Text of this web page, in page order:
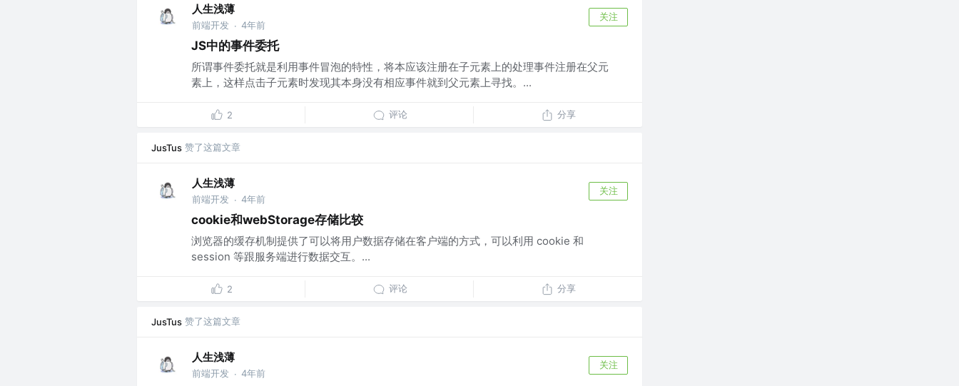
人生浅薄
前端开发 · 4年前
关注
JS中的事件委托
所谓事件委托就是利用事件冒泡的特性，将本应该注册在子元素上的处理事件注册在父元
素上，这样点击子元素时发现其本身没有相应事件就到父元素上寻找。...
2 评论 分享
JusTus 赞了这篇文章
人生浅薄
前端开发 · 4年前
关注
cookie和webStorage存储比较
浏览器的缓存机制提供了可以将用户数据存储在客户端的方式，可以利用 cookie 和
session 等跟服务端进行数据交互。...
2 评论 分享
JusTus 赞了这篇文章
人生浅薄
前端开发 · 4年前
关注